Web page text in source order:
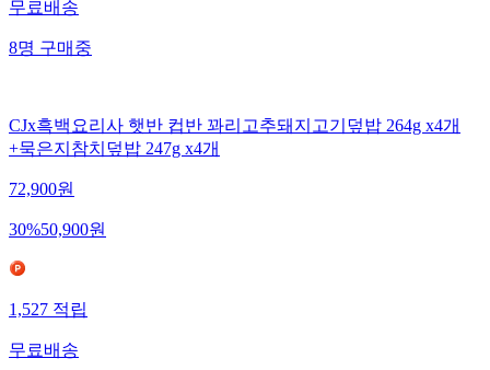
무료배송
8명구매중
CJx흑백요리사 햇반 컵반 꽈리고추돼지고기덮밥 264g x4개
+묵은지참치덮밥 247g x4개
72,900원
30%50,900원
1,527적립
무료배송